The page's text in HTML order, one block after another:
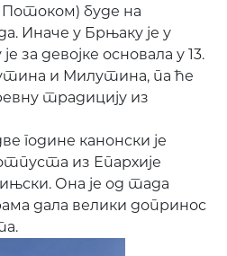
Потоком) буде на
Иначе у Брњаку је у
за девојке основала у 13.
и Милутина, па ће
традицију из
године канонски је
из Епархије
Она је од тада
дала велики допринос